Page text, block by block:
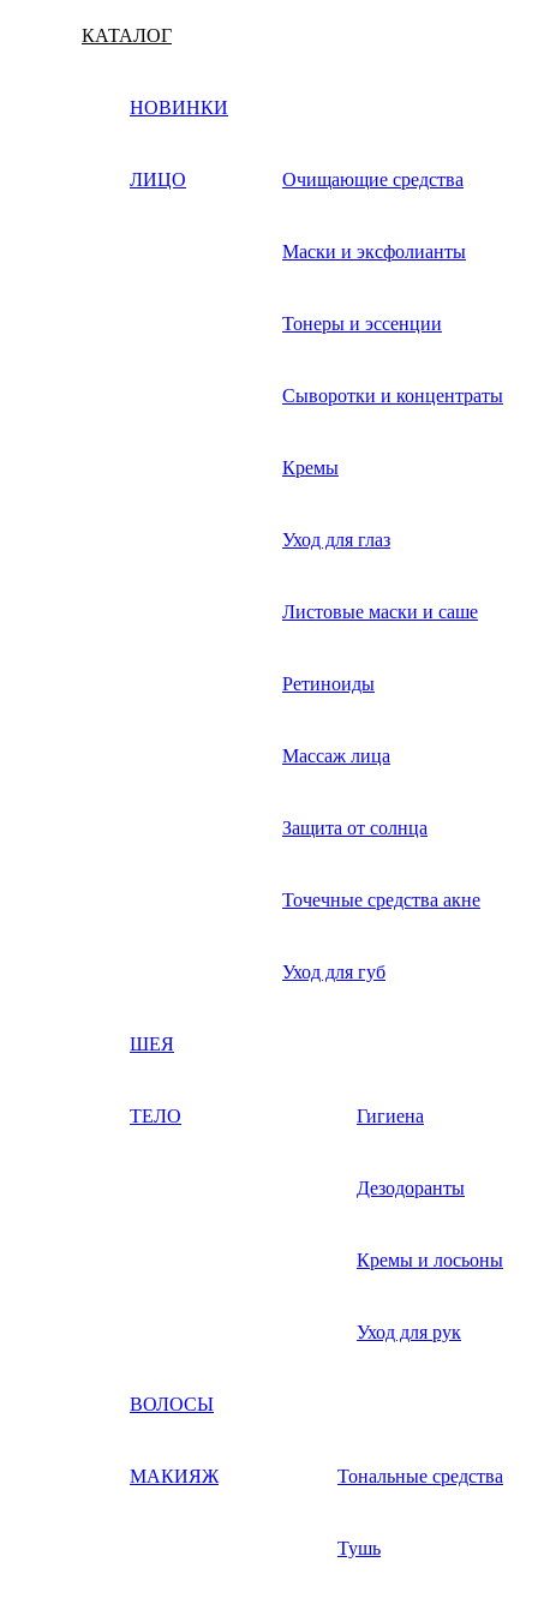
КАТАЛОГ
НОВИНКИ
ЛИЦО Очищающие средства
Маски и эксфолианты
Тонеры и эссенции
Сыворотки и концентраты
Кремы
Уход для глаз
Листовые маски и саше
Ретиноиды
Массаж лица
Защита от солнца
Точечные средства акне
Уход для губ
ШЕЯ
ТЕЛО Гигиена
Дезодоранты
Кремы и лосьоны
Уход для рук
ВОЛОСЫ
МАКИЯЖ Тональные средства
Тушь